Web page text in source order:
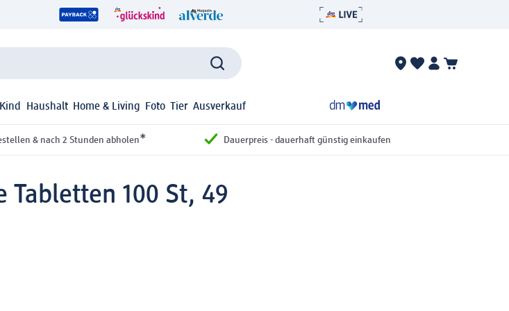
Haushalt Home & Living Foto Tier Ausverkauf
& nach 2 Stunden abholen* Dauerpreis - dauerhaft günstig einkaufen
100 St, 49